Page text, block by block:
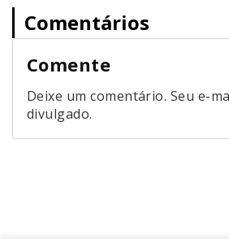
Comentários
Comente
Deixe um comentário. Seu e-
divulgado.